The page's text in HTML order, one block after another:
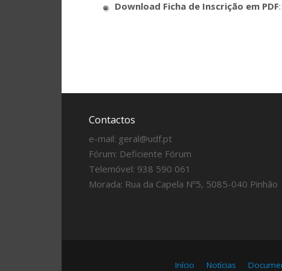
Download Ficha de Inscrição em PDF:
Contactos
e-mail: geral@udf.pt
Fórum: Deficiente Fórum
Telemóvel: 938 590 061
Morada: Rua da Capela Nº5, 5085-040 Pinhão
Início Notícias